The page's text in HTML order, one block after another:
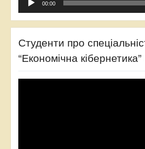
00:00
Студенти про
“Економічна